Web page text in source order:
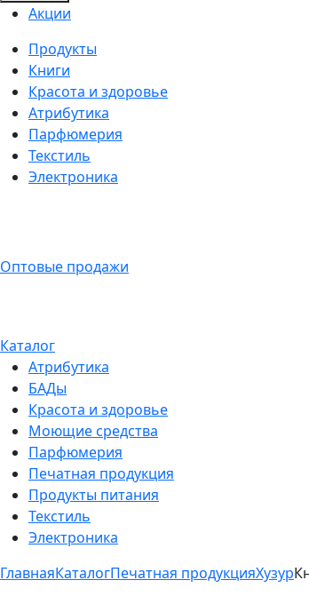
Акции
Продукты
Книги
Красота и здоровье
Атрибутика
Парфюмерия
Текстиль
Электроника
Оптовые продажи
Каталог
Атрибутика
БАДы
Красота и здоровье
Моющие средства
Парфюмерия
Печатная продукция
Продукты питания
Текстиль
Электроника
ГлавнаяКаталогПечатная продукцияХузур